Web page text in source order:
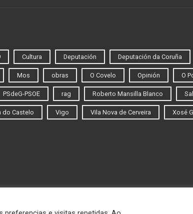
Cultura Deputación Deputación da Coruña
Mos obras O Covelo Opinión O
PSdeG-PSOE rag Roberto Mansilla Blanco
do Castelo Vigo Vila Nova de Cerveira Xosé